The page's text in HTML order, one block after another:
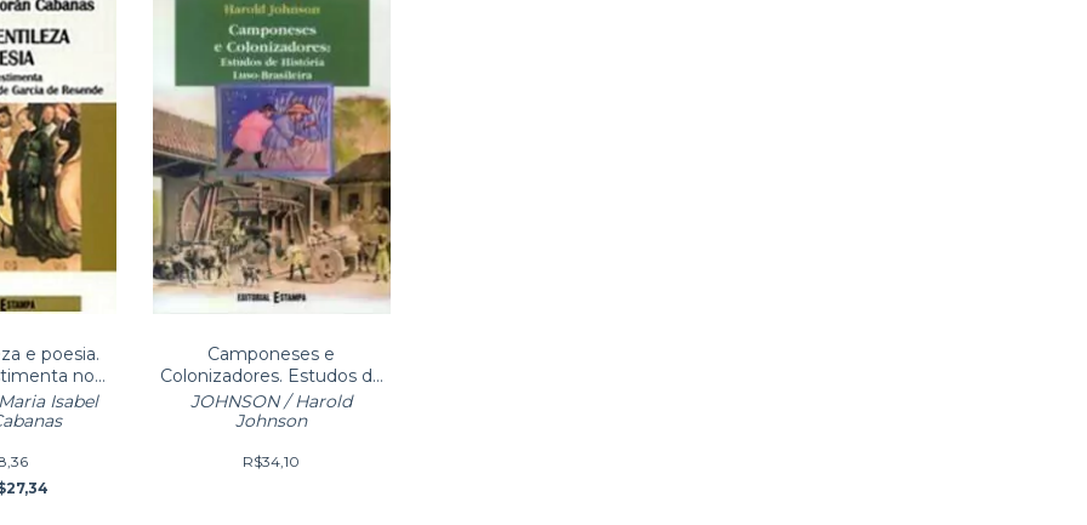
e poesia.
no
Geral de
Isabel
Camponeses e
Colonizadores. Estudos de
História Luso-brasileira
JOHNSON / Harold
Johnson
R$34,10